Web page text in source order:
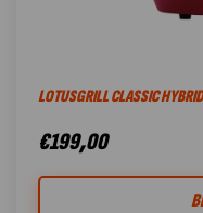
LOTUSGRILL CLASSIC
€199,00